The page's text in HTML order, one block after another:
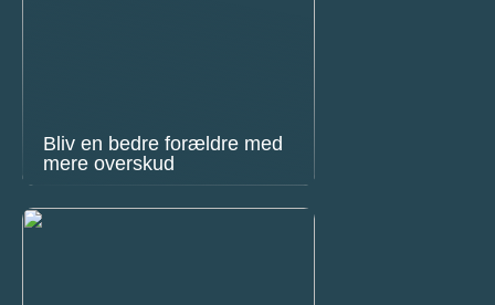
Bliv en bedre forældre med
mere overskud